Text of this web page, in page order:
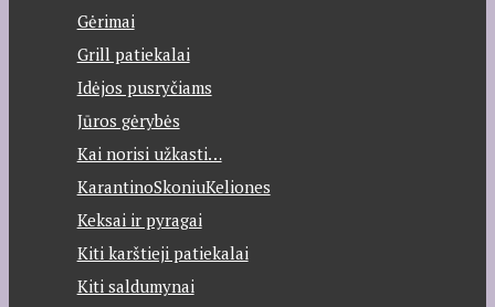
Gėrimai
Grill patiekalai
Idėjos pusryčiams
Jūros gėrybės
Kai norisi užkasti…
KarantinoSkoniuKeliones
Keksai ir pyragai
Kiti karštieji patiekalai
Kiti saldumynai